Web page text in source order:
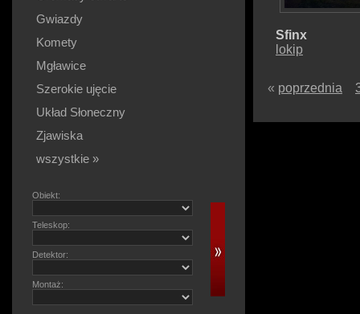
Gwiazdy
Komety
Mgławice
Szerokie ujęcie
Układ Słoneczny
Zjawiska
wszystkie »
Obiekt:
Teleskop:
Detektor:
Montaż:
Sfinx
lokip
« poprzednia